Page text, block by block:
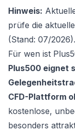
Hinweis:
prüfe die
(Stand: 07/2026).
Für wen ist
Plus500 eignet
CFD-Plattform
kostenlose,
besonders